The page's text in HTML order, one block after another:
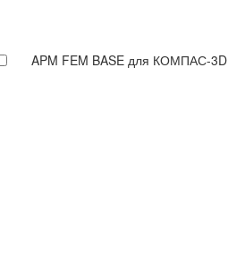
APM FEM BASE для КОМПАС-3D